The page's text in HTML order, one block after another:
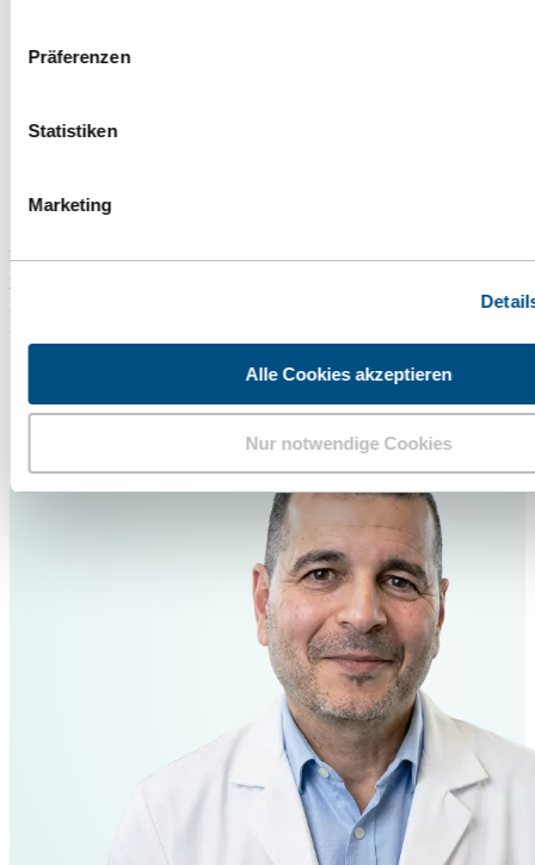
Präferenzen
Statistiken
Marketing
Alle Cookies akzeptieren
Nur notwendige Cookies
Monika Huber
Wissenschaftlicher Beirat
Heilpraktikerin